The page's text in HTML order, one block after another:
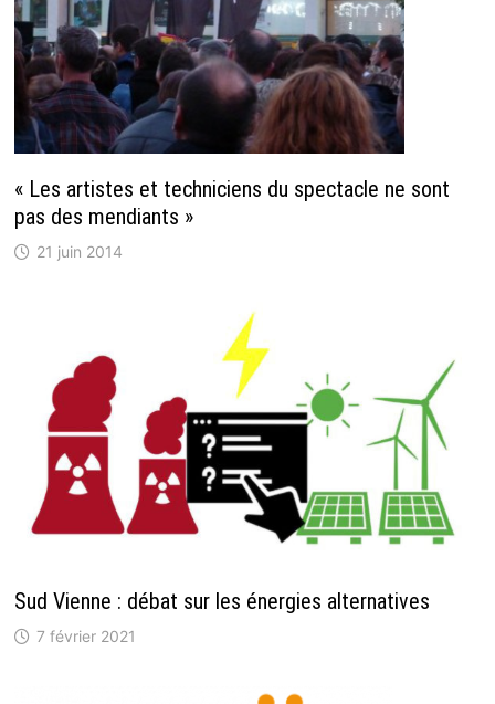
« Les artistes et techniciens du spectacle ne sont
pas des mendiants »
21 juin 2014
Sud Vienne : débat sur les énergies alternatives
7 février 2021